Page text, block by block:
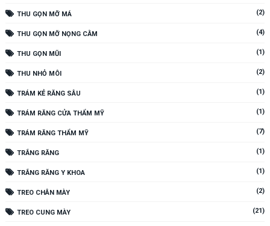
THU GỌN MỠ MÁ (2)
THU GỌN MỠ NỌNG CẰM (4)
THU GỌN MŨI (1)
THU NHỎ MÔI (2)
TRÁM KẺ RĂNG SÂU (1)
TRÁM RĂNG CỬA THẨM MỸ (1)
TRÁM RĂNG THẨM MỸ (7)
TRẮNG RĂNG (1)
TRẮNG RĂNG Y KHOA (1)
TREO CHÂN MÀY (2)
TREO CUNG MÀY (21)